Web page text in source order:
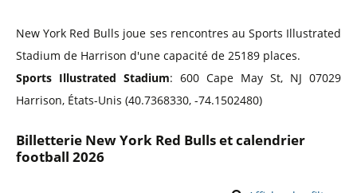
New York Red Bulls joue ses rencontres au Sports Illustrated
Stadium de Harrison d'une capacité de 25189 places.
Sports Illustrated Stadium: 600 Cape May St, NJ 07029
Harrison, États-Unis (40.7368330, -74.1502480)
Billetterie New York Red Bulls et calendrier
football 2026